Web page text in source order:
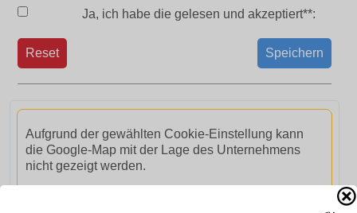
Ja, ich habe die gelesen und akzeptiert**:
Speichern
Reset
Aufgrund der gewählten Cookie-Einstellung kann
die Google-Map mit der Lage des Unternehmens
nicht gezeigt werden.